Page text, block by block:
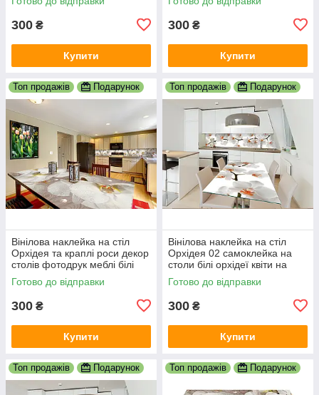
300 ₴
Купити
300 ₴
Купити
Топ продажів Подарунок
Вінілова наклейка на стіл
Орхідея та краплі роси декор
столів фотодрук меблі білі
орхідеї квіти 600х1200 мм
Готово до відправки
300 ₴
Купити
Топ продажів Подарунок
Вінілова наклейка на стіл
Орхідея 02 самоклейка на
столи білі орхідеї квіти на
білому тлі 600х1200 мм
Готово до відправки
300 ₴
Купити
Топ продажів Подарунок Топ продажів Подарунок